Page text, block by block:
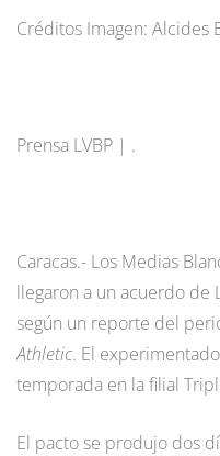
Créditos Imagen: Alcides
Prensa LVBP | .
Caracas.- Los Medias
llegaron a un acuerdo de
según un reporte del
Athletic. El
temporada en la filial
El pacto se produjo dos